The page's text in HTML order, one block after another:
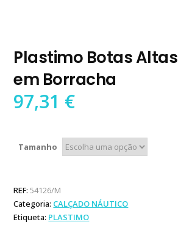
Plastimo Botas Altas
em Borracha
97,31 €
Tamanho
REF:54126/M
Categoria: CALÇADO NÁUTICO
Etiqueta: PLASTIMO